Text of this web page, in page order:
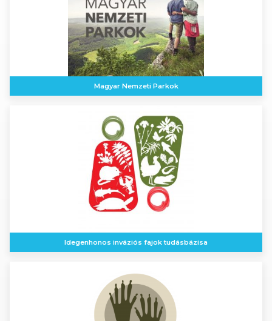
Magyar Nemzeti Parkok
Idegenhonos inváziós fajok tudásbázisa